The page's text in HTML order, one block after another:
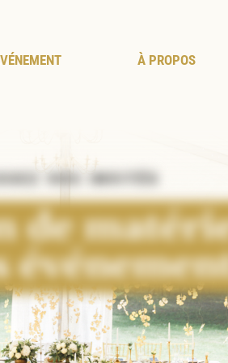
À PROPOS
VOS INVITÉS
de